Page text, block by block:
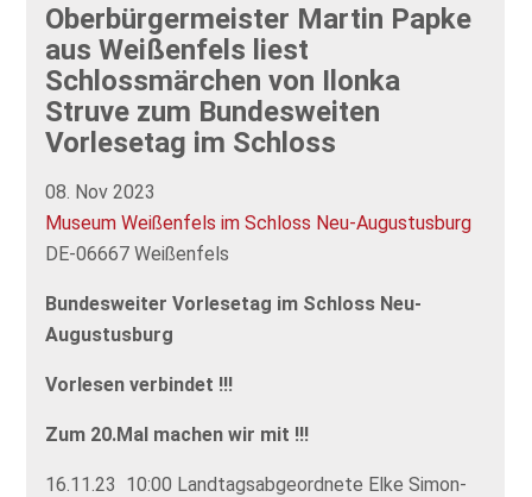
Oberbürgermeister Martin Papke
aus Weißenfels liest
Schlossmärchen von Ilonka
Struve zum Bundesweiten
Vorlesetag im Schloss
08. Nov 2023
Museum Weißenfels im Schloss Neu-Augustusburg
DE-06667 Weißenfels
Bundesweiter Vorlesetag im Schloss Neu-
Augustusburg
Vorlesen verbindet !!!
Zum 20.Mal machen wir mit !!!
16.11.23 10:00 Landtagsabgeordnete Elke Simon-